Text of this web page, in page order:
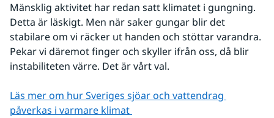
Mänsklig aktivitet har redan satt klimatet i gungning.
Detta är läskigt. Men när saker gungar blir det
stabilare om vi räcker ut handen och stöttar varandra.
Pekar vi däremot finger och skyller ifrån oss, då blir
instabiliteten värre. Det är vårt val.
Läs mer om hur Sveriges sjöar och vattendrag
påverkas i varmare klimat